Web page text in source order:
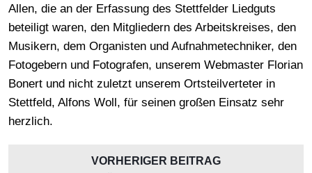
Allen, die an der Erfassung des Stettfelder Liedguts
beteiligt waren, den Mitgliedern des Arbeitskreises, den
Musikern, dem Organisten und Aufnahmetechniker, den
Fotogebern und Fotografen, unserem Webmaster Florian
Bonert und nicht zuletzt unserem Ortsteilverteter in
Stettfeld, Alfons Woll, für seinen großen Einsatz sehr
herzlich.
VORHERIGER BEITRAG